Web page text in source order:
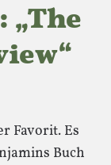
„The
Favorit. Es
Buch